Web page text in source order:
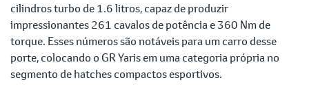
cilindros turbo de 1.6 litros, capaz de produzir
impressionantes 261 cavalos de potência e 360 Nm de
torque. Esses números são notáveis para um carro desse
porte, colocando o GR Yaris em uma categoria própria no
segmento de hatches compactos esportivos.